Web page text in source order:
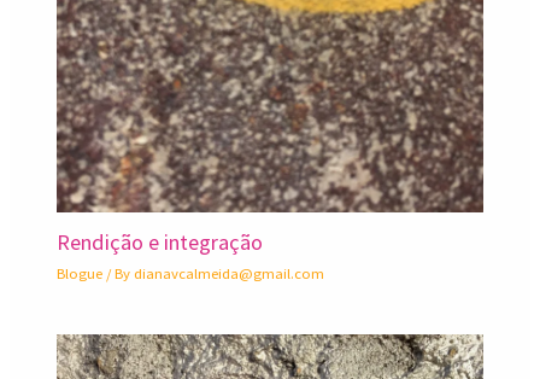
Rendição e integração
Blogue / By dianavcalmeida@gmail.com